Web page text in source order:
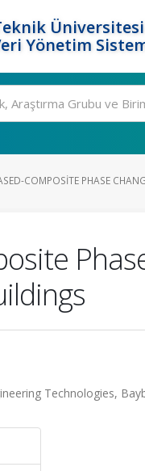
Üniversitesi
Yönetim
COMPOSITE PHASE
Technologies,